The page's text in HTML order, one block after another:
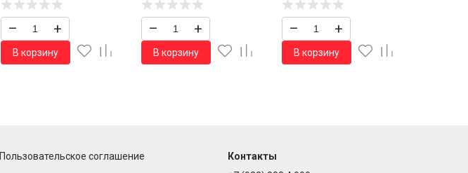
– +
В корзину
– +
В корзину
– +
В корзину
Пользовательское соглашение
Контакты